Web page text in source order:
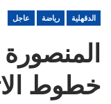
الدقهلية رياضة عاجل
خطوط